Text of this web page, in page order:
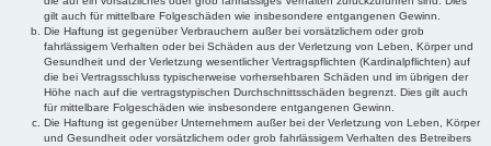
gilt auch für mittelbare Folgeschäden wie insbesondere entgangenen Gewinn.
Die Haftung ist gegenüber Verbrauchern außer bei vorsätzlichem oder grob
fahrlässigem Verhalten oder bei Schäden aus der Verletzung von Leben, Körper und
Gesundheit und der Verletzung wesentlicher Vertragspflichten (Kardinalpflichten) auf
die bei Vertragsschluss typischerweise vorhersehbaren Schäden und im übrigen der
Höhe nach auf die vertragstypischen Durchschnittsschäden begrenzt. Dies gilt auch
für mittelbare Folgeschäden wie insbesondere entgangenen Gewinn.
Die Haftung ist gegenüber Unternehmern außer bei der Verletzung von Leben, Körper
und Gesundheit oder vorsätzlichem oder grob fahrlässigem Verhalten des Betreibers